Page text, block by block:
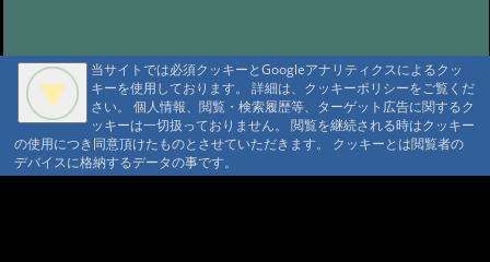
予定
#111:野天風呂再開のお知らせ
@ '21 9/16 13:41
#110: 現在野天風呂は
ご利用いただけません
@ '21 9/1 10:24
#109: 2021年度 【本沢温泉】今シー
当サイトでは必須クッキーとGoogleアナリティクスによるクッ
キーを使用しております。 詳細は、クッキーポリシーをご覧くだ
さい。 個人情報、閲覧・検索履歴等、ターゲット広告に関するク
ッキーは一切扱っておりません。 閲覧を継続される時はクッキー
の使用につき同意頂けたものとさせていただきます。 クッキーとは閲覧者の
デバイスに格納するデータの事です。